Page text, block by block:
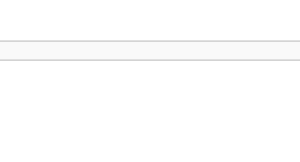
1